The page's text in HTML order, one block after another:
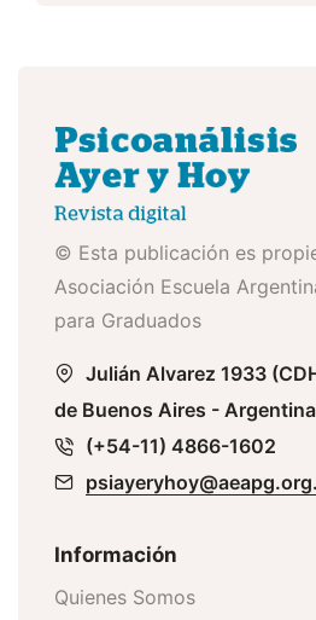
© Esta publicación es
Asociación Escuela
para Graduados
Julián Alvarez 1933
de Buenos Aires - Argentina
(+54-11) 4866-1602
Información
Quienes Somos